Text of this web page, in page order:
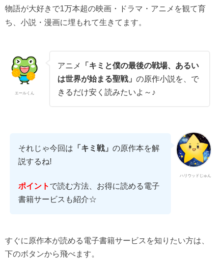
物語が大好きで1万本超の映画・ドラマ・アニメを観て育
ち、小説・漫画に埋もれて生きてます。
エールくん
アニメ
「キミと僕の最後の戦場、あるい
は世界が始まる聖戦」 の原作小説を、で
きるだけ安く読みたいよ～♪
ハリウッドじゅん
それじゃ今回は 「キミ戦」 の原作本を解
説するね!
ポイント で読む方法、お得に読める電子
書籍サービスも紹介☆
すぐに原作本が読める電子書籍サービスを知りたい方は、
下のボタンから飛べます。